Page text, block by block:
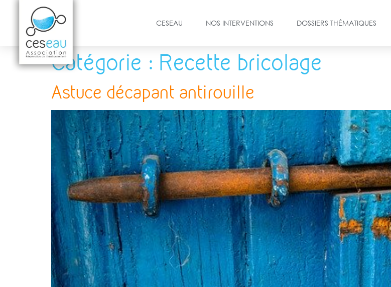
CESEAU NOS INTERVENTIONS DOSSIERS THÉMATIQUES
Catégorie : Recette bricolage
Astuce décapant antirouille